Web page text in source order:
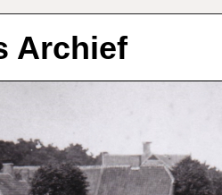
Archief